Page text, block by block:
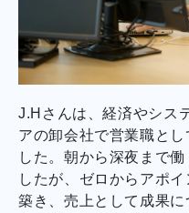
J.Hさんは、経済やシス
アの卸会社で営業職と
した。朝から深夜まで
したが、ゼロからアポ
築き、売上として成果